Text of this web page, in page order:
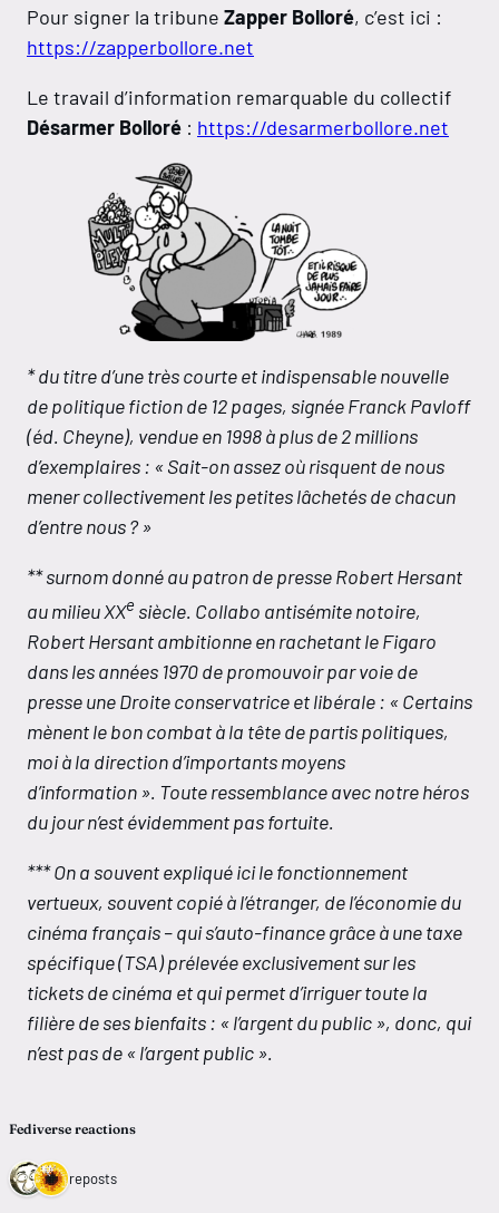
Pour signer la tribune Zapper Bolloré, c’est ici :
https://zapperbollore.net
Le travail d’information remarquable du collectif
Désarmer Bolloré : https://desarmerbollore.net
* du titre d’une très courte et indispensable nouvelle
de politique fiction de 12 pages, signée Franck Pavloff
(éd. Cheyne), vendue en 1998 à plus de 2 millions
d’exemplaires : « Sait-on assez où risquent de nous
mener collectivement les petites lâchetés de chacun
d’entre nous ? »
** surnom donné au patron de presse Robert Hersant
au milieu XXe siècle. Collabo antisémite notoire,
Robert Hersant ambitionne en rachetant le Figaro
dans les années 1970 de promouvoir par voie de
presse une Droite conservatrice et libérale : « Certains
mènent le bon combat à la tête de partis politiques,
moi à la direction d’importants moyens
d’information ». Toute ressemblance avec notre héros
du jour n’est évidemment pas fortuite.
*** On a souvent expliqué ici le fonctionnement
vertueux, souvent copié à l’étranger, de l’économie du
cinéma français – qui s’auto-finance grâce à une taxe
spécifique (TSA) prélevée exclusivement sur les
tickets de cinéma et qui permet d’irriguer toute la
filière de ses bienfaits : « l’argent du public », donc, qui
n’est pas de « l’argent public ».
Fediverse reactions
2 reposts